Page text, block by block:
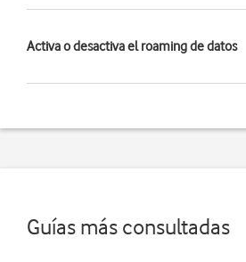
Activa o desactiva el roaming de datos
Guías más consultadas